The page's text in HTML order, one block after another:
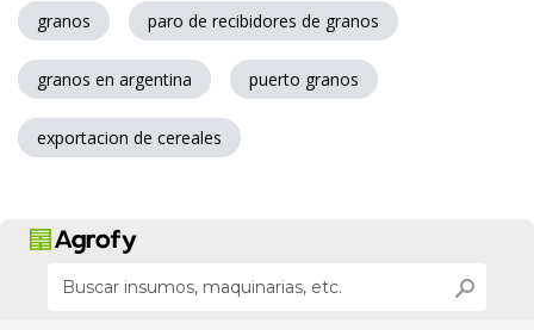
granos paro de recibidores de granos
granos en argentina puerto granos
exportacion de cereales